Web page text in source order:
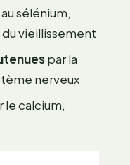
sélénium,
vieillissement
par la
nerveux
le calcium,